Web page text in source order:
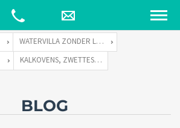
WATERVILLA ZONDER LIGPLAATS
KALKOVENS, ZWETTESTRAAT 10_31
BLOG